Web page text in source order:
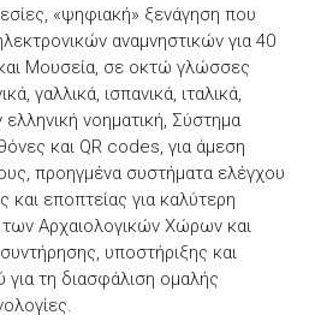
«ψηφιακή» ξενάγηση που
αναμνηστικών για 40
Μουσεία, σε οκτώ γλώσσες
γαλλικά, ισπανικά, ιταλικά,
ελληνική νοηματική, Σύστημα
και QR codes, για άμεση
προηγμένα συστήματα ελέγχου
εποπτείας για καλύτερη
των Αρχαιολογικών Χώρων και
υποστήριξης και
τη διασφάλιση ομαλής